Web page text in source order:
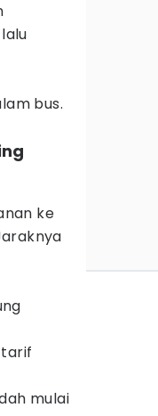
bus.
ke
tarif
mulai